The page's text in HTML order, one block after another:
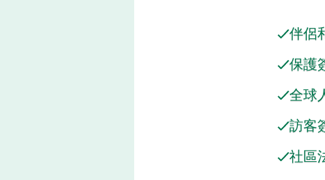
伴侶
保護
全球
訪客
社區